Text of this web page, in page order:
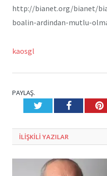
http://bianet.org/bianet/
boalin-ardindan-mutlu-
kaosgl
PAYLAŞ.
TwitterFacebook
ILIŞKILI YAZILAR